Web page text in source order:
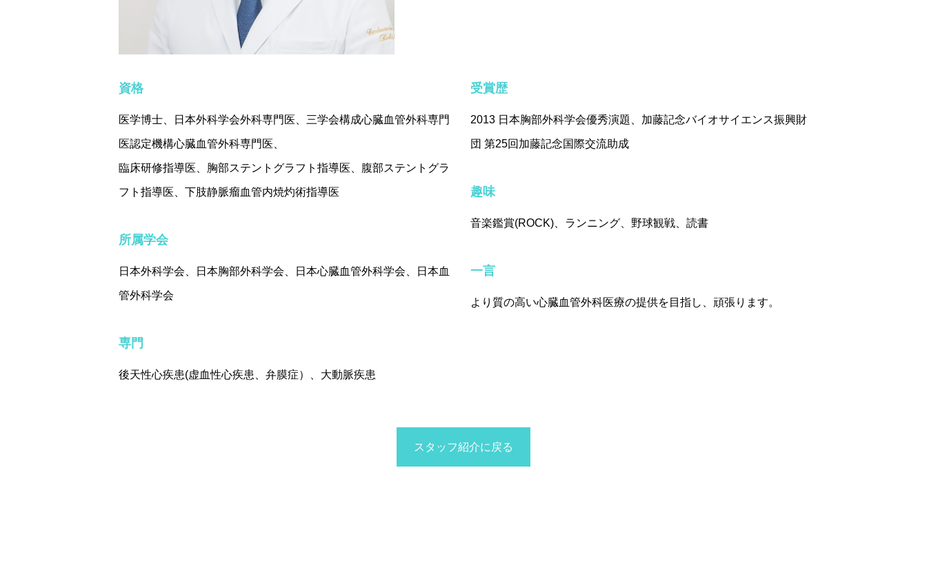
資格
医学博士、日本外科学会外科専門医、三学会構成心臓血管外科専門
医認定機構心臓血管外科専門医、
臨床研修指導医、胸部ステントグラフト指導医、腹部ステントグラ
フト指導医、下肢静脈瘤血管内焼灼術指導医
所属学会
日本外科学会、日本胸部外科学会、日本心臓血管外科学会、日本血
管外科学会
専門
後天性心疾患(虚血性心疾患、弁膜症）、大動脈疾患
受賞歴
2013 日本胸部外科学会優秀演題、加藤記念バイオサイエンス振興財
団 第25回加藤記念国際交流助成
趣味
音楽鑑賞(ROCK)、ランニング、野球観戦、読書
一言
より質の高い心臓血管外科医療の提供を目指し、頑張ります。
スタッフ紹介に戻る